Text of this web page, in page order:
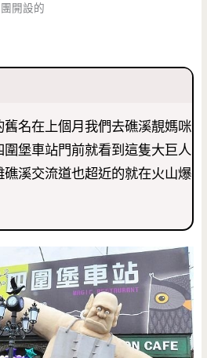
開設的
舊名在上個月我們去礁溪靚媽咪
圍堡車站門前就看到這隻大巨人
礁溪交流道也超近的就在火山爆